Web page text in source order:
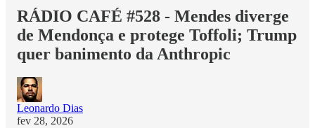
RÁDIO CAFÉ #528 - Mendes diverge
de Mendonça e protege Toffoli; Trump
quer banimento da Anthropic
Leonardo Dias
fev 28, 2026